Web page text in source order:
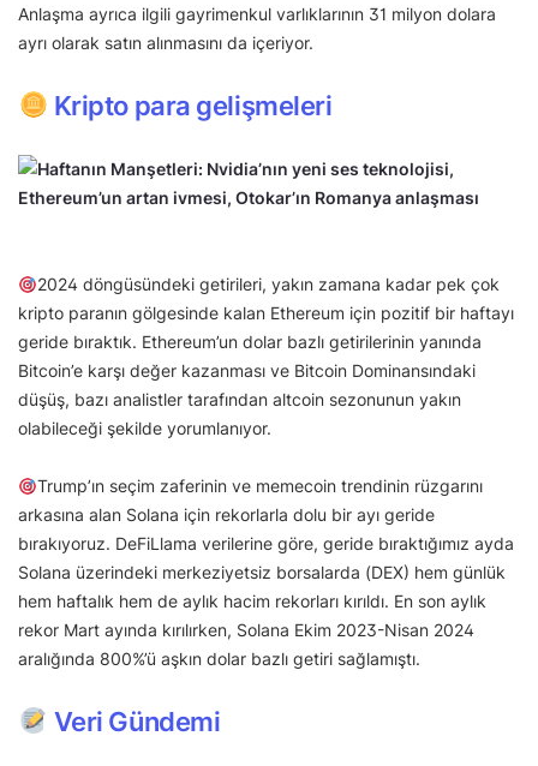
Anlaşma ayrıca ilgili gayrimenkul varlıklarının 31 milyon dolara
ayrı olarak satın alınmasını da içeriyor.
Kripto para gelişmeleri
2024 döngüsündeki getirileri, yakın zamana kadar pek çok
kripto paranın gölgesinde kalan Ethereum için pozitif bir haftayı
geride bıraktık. Ethereum’un dolar bazlı getirilerinin yanında
Bitcoin’e karşı değer kazanması ve Bitcoin Dominansındaki
düşüş, bazı analistler tarafından altcoin sezonunun yakın
olabileceği şekilde yorumlanıyor.
Trump’ın seçim zaferinin ve memecoin trendinin rüzgarını
arkasına alan Solana için rekorlarla dolu bir ayı geride
bırakıyoruz. DeFiLlama verilerine göre, geride bıraktığımız ayda
Solana üzerindeki merkeziyetsiz borsalarda (DEX) hem günlük
hem haftalık hem de aylık hacim rekorları kırıldı. En son aylık
rekor Mart ayında kırılırken, Solana Ekim 2023-Nisan 2024
aralığında 800%’ü aşkın dolar bazlı getiri sağlamıştı.
Veri Gündemi